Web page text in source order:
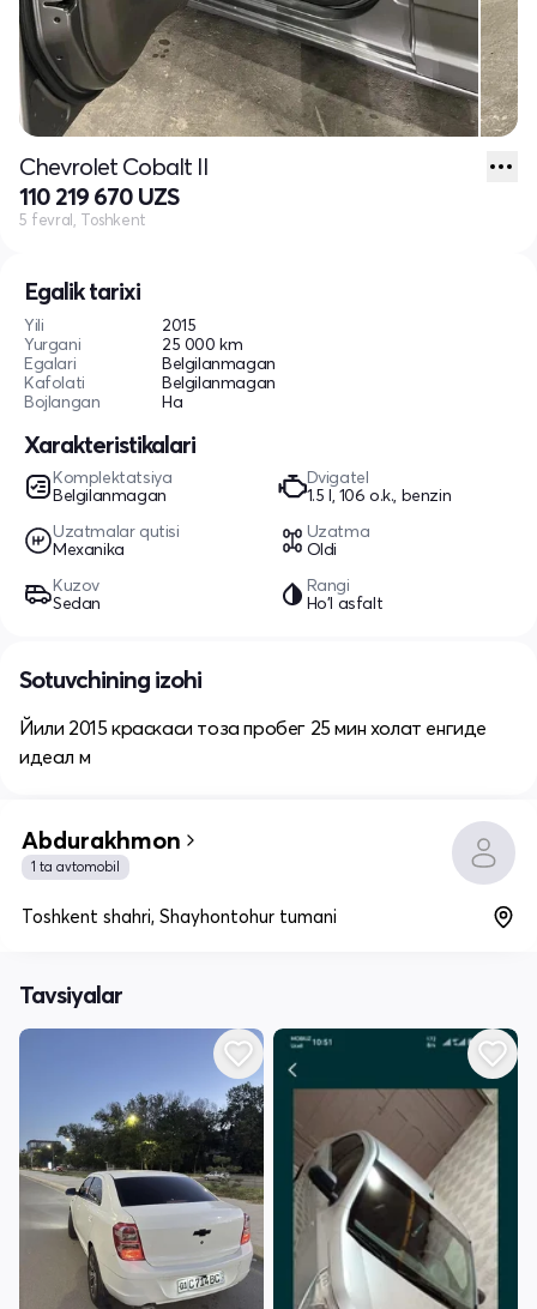
Egalik tarixi
Yili
2015
Yurgani
25 000 km
Egalari
Belgilanmagan
Kafolati
Belgilanmagan
Bojlangan
Ha
Xarakteristikalari
Komplektatsiya
Belgilanmagan
Dvigatel
1.5 l, 106 o.k., benzin
Uzatmalar qutisi
Mexanika
Uzatma
Oldi
Kuzov
Sedan
Rangi
Ho'l asfalt
Chevrolet Cobalt II
110 219 670 UZS
5 fevral, Toshkent
Sotuvchining izohi
Йили 2015 краскаси тоза пробег 25 мин холат енгиде
идеал м
Abdurakhmon
1 ta avtomobil
Toshkent shahri, Shayhontohur tumani
Tavsiyalar